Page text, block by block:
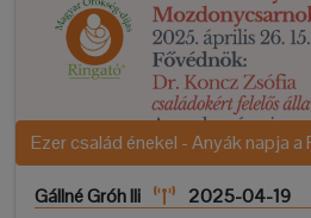
Ezer család énekel - Anyák napja a
Gállné Gróh Ili
2025-04-19